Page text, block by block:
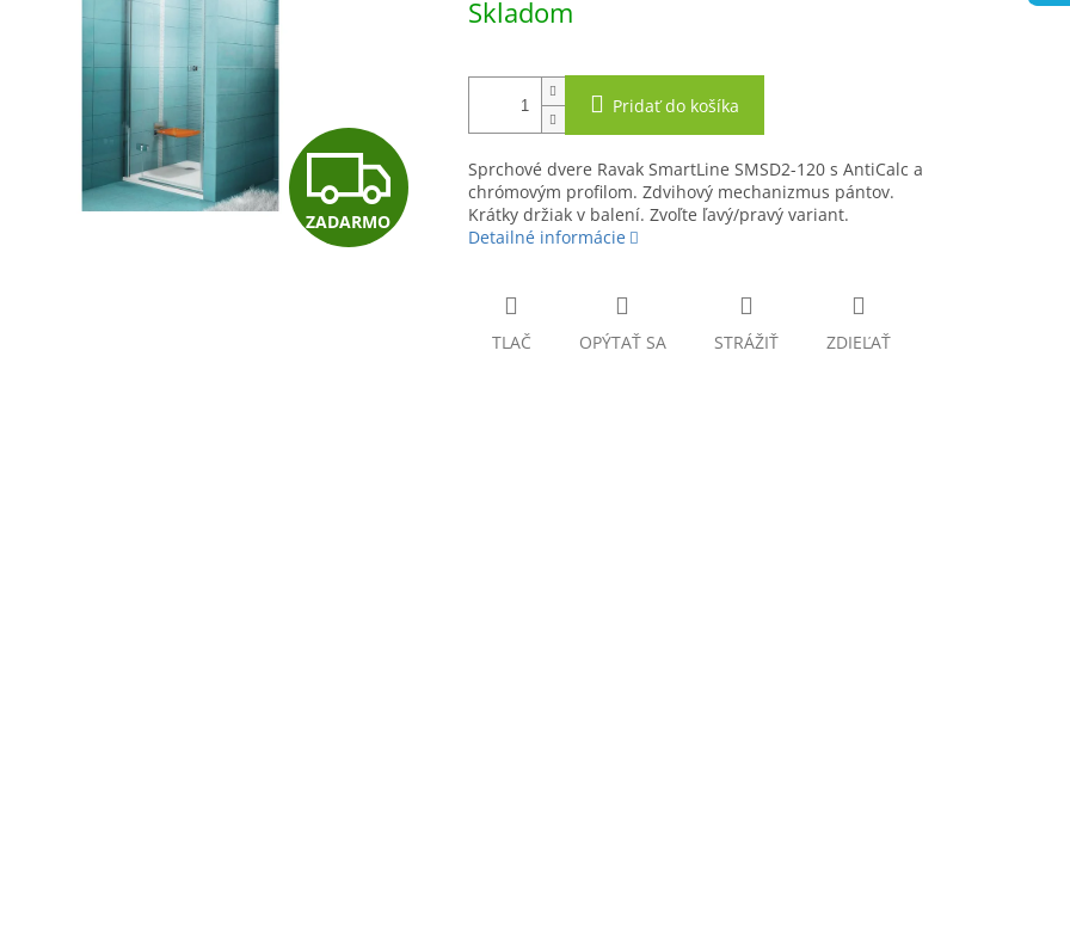
hviezdičiek.
Z
A
ZADARMO
cena:
Skladom
Pridať do košíka
Sprchové dvere Ravak SmartLine SMSD2-120 s AntiCalc a
chrómovým profilom. Zdvihový mechanizmus pántov.
Krátky držiak v balení. Zvoľte ľavý/pravý variant.
Detailné informácie
TLAČ OPÝTAŤ SA STRÁŽIŤ ZDIEĽAŤ